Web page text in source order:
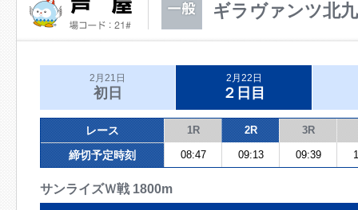
ギラヴァンツ北
2月21日
初日
2月22日
２日目
レース 1R 2R 3R
締切予定時刻 08:47 09:13 09:39
サンライズＷ戦 1800m